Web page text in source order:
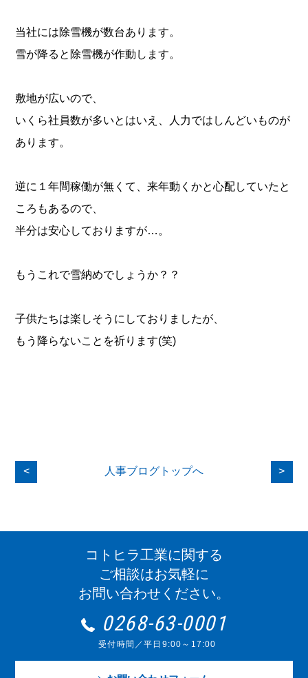
当社には除雪機が数台あります。
雪が降ると除雪機が作動します。
敷地が広いので、
いくら社員数が多いとはいえ、人力ではしんどいものが
あります。
逆に１年間稼働が無くて、来年動くかと心配していたと
ころもあるので、
半分は安心しておりますが…。
もうこれで雪納めでしょうか？？
子供たちは楽しそうにしておりましたが、
もう降らないことを祈ります(笑)
< >
人事ブログトップへ
コトヒラ工業に関する
ご相談はお気軽に
お問い合わせください。
0268-63-0001
受付時間／平日9:00～17:00